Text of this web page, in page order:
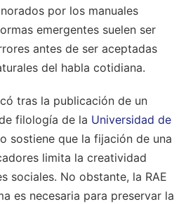
por los manuales
emergentes suelen ser
antes de ser aceptadas
del habla cotidiana.
tras la publicación de un
filología de la Universidad de
sostiene que la fijación de una
limita la creatividad
sociales. No obstante, la RAE
es necesaria para preservar la